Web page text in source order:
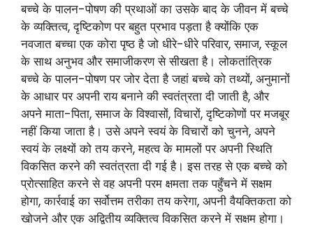
बच्चे के पालन-पोषण की प्रथाओं का उसके बाद के जीवन में बच्चे
के व्यक्तित्व, दृष्टिकोण पर बहुत प्रभाव पड़ता है क्योंकि एक
नवजात बच्चा एक कोरा पृष्ठ है जो धीरे-धीरे परिवार, समाज, स्कूल
के साथ अनुभव और समाजीकरण से सीखता है। लोकतांत्रिक
बच्चे के पालन-पोषण पर जोर देता है जहां बच्चे को तथ्यों, अनुमानों
के आधार पर अपनी राय बनाने की स्वतंत्रता दी जाती है, और
अपने माता-पिता, समाज के विश्वासों, विचारों, दृष्टिकोणों पर मजबूर
नहीं किया जाता है। उसे अपने स्वयं के विचारों को चुनने, अपने
स्वयं के लक्ष्यों को तय करने, महत्व के मामलों पर अपनी स्थिति
विकसित करने की स्वतंत्रता दी गई है। इस तरह से एक बच्चे को
प्रोत्साहित करने से वह अपनी परम क्षमता तक पहुँचने में सक्षम
होगा, कार्रवाई का सर्वोत्तम तरीका तय करेगा, अपनी वैयक्तिकता को
खोजने और एक अद्वितीय व्यक्तित्व विकसित करने में सक्षम होगा।